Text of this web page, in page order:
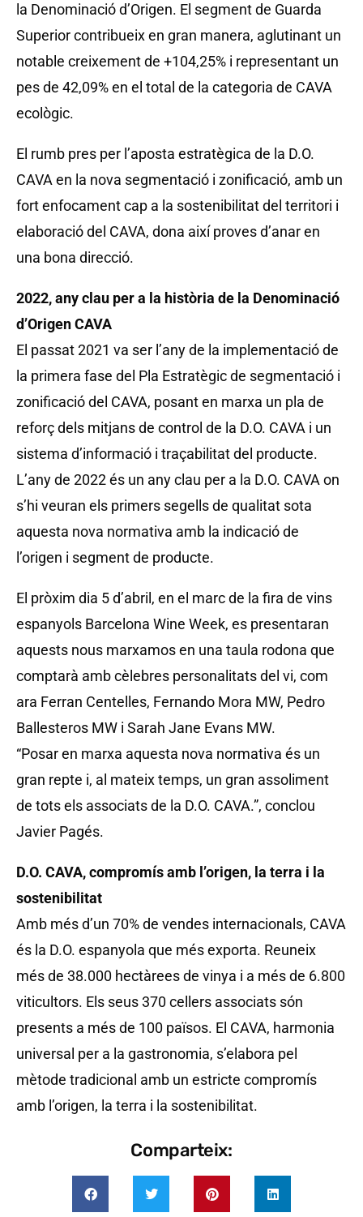
la Denominació d’Origen. El segment de Guarda
Superior contribueix en gran manera, aglutinant un
notable creixement de +104,25% i representant un
pes de 42,09% en el total de la categoria de CAVA
ecològic.
El rumb pres per l’aposta estratègica de la D.O.
CAVA en la nova segmentació i zonificació, amb un
fort enfocament cap a la sostenibilitat del territori i
elaboració del CAVA, dona així proves d’anar en
una bona direcció.
2022, any clau per a la història de la Denominació
d’Origen CAVA
El passat 2021 va ser l’any de la implementació de
la primera fase del Pla Estratègic de segmentació i
zonificació del CAVA, posant en marxa un pla de
reforç dels mitjans de control de la D.O. CAVA i un
sistema d’informació i traçabilitat del producte.
L’any de 2022 és un any clau per a la D.O. CAVA on
s’hi veuran els primers segells de qualitat sota
aquesta nova normativa amb la indicació de
l’origen i segment de producte.
El pròxim dia 5 d’abril, en el marc de la fira de vins
espanyols Barcelona Wine Week, es presentaran
aquests nous marxamos en una taula rodona que
comptarà amb cèlebres personalitats del vi, com
ara Ferran Centelles, Fernando Mora MW, Pedro
Ballesteros MW i Sarah Jane Evans MW.
“Posar en marxa aquesta nova normativa és un
gran repte i, al mateix temps, un gran assoliment
de tots els associats de la D.O. CAVA.”, conclou
Javier Pagés.
D.O. CAVA, compromís amb l’origen, la terra i la
sostenibilitat
Amb més d’un 70% de vendes internacionals, CAVA
és la D.O. espanyola que més exporta. Reuneix
més de 38.000 hectàrees de vinya i a més de 6.800
viticultors. Els seus 370 cellers associats són
presents a més de 100 països. El CAVA, harmonia
universal per a la gastronomia, s’elabora pel
mètode tradicional amb un estricte compromís
amb l’origen, la terra i la sostenibilitat.
Comparteix: